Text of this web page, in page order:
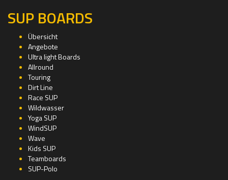
SUP BOARDS
Übersicht
Angebote
Ultra light Boards
Allround
Touring
Dirt Line
Race SUP
Wildwasser
Yoga SUP
WindSUP
Wave
Kids SUP
Teamboards
SUP-Polo